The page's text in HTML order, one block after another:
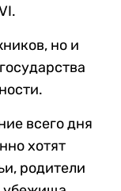
но и
всего дня
хотят
родители